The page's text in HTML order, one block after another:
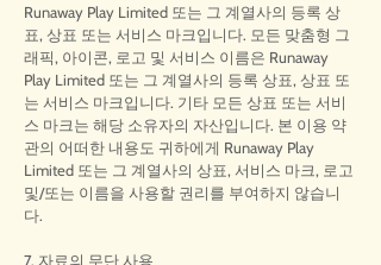
Runaway Play Limited 또는 그 계열사의 등록 상
표, 상표 또는 서비스 마크입니다. 모든 맞춤형 그
래픽, 아이콘, 로고 및 서비스 이름은 Runaway
Play Limited 또는 그 계열사의 등록 상표, 상표 또
는 서비스 마크입니다. 기타 모든 상표 또는 서비
스 마크는 해당 소유자의 자산입니다. 본 이용 약
관의 어떠한 내용도 귀하에게 Runaway Play
Limited 또는 그 계열사의 상표, 서비스 마크, 로고
및/또는 이름을 사용할 권리를 부여하지 않습니
다.
7. 자료의 무단 사용